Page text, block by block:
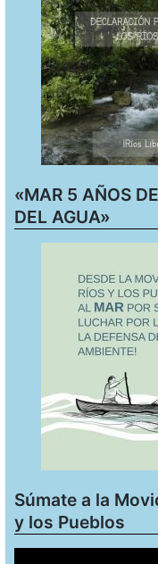
«MAR 5 AÑOS
DEL AGUA»
Súmate a la
y los Pueblos